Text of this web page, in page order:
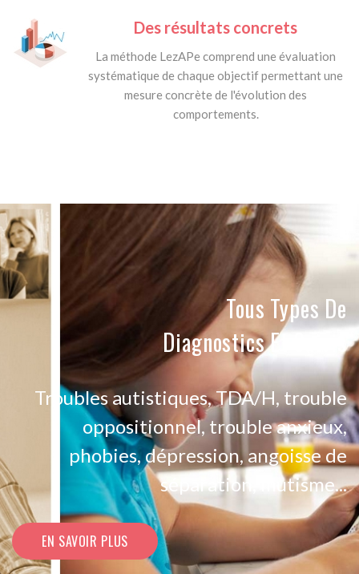
Des résultats concrets
La méthode LezAPe comprend une évaluation
systématique de chaque objectif permettant une
mesure concrète de l'évolution des
comportements.
Tous Types De
Diagnostics Et Suivis
Troubles autistiques, TDA/H, trouble
oppositionnel, trouble anxieux,
phobies, dépression, angoisse de
séparation, mutisme...
EN SAVOIR PLUS